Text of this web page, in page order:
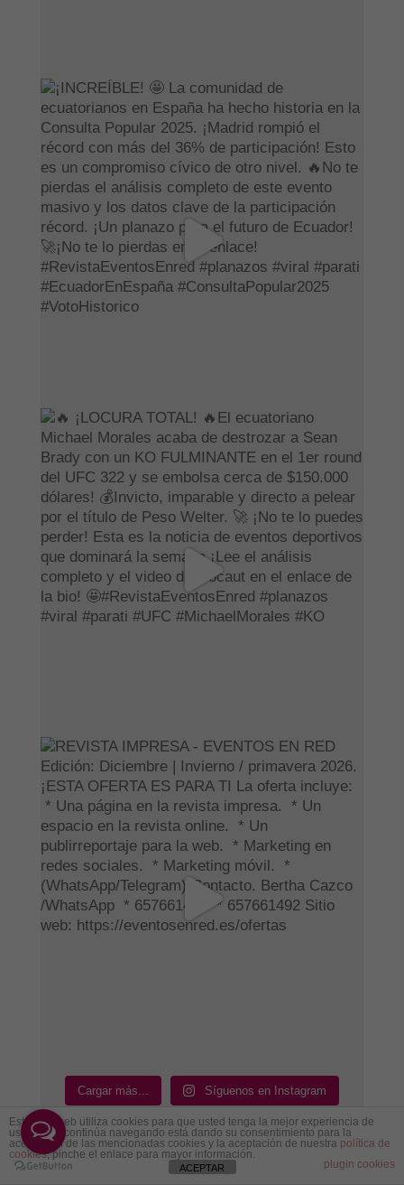
Cargar más... Síguenos en Instagram
Este sitio web utiliza cookies para que usted tenga la mejor experiencia de
usuario. Si continúa navegando está dando su consentimiento para la
aceptación de las mencionadas cookies y la aceptación de nuestra política de
cookies, pinche el enlace para mayor información.
plugin cookies
ACEPTAR